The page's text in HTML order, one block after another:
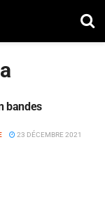
bandes
23 DÉCEMBRE 2021